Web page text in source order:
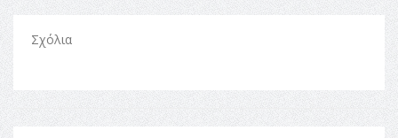
Σχόλια